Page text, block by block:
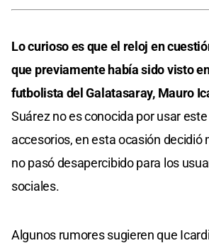
Lo curioso es que el reloj en
que previamente había sido visto
futbolista del Galatasaray, Mauro
Suárez no es conocida por usar
accesorios, en esta ocasión decidió
no pasó desapercibido para los
sociales.
Algunos rumores sugieren que